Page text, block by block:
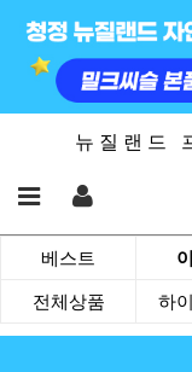
뉴 질 랜 드
베스트
전체상품 하